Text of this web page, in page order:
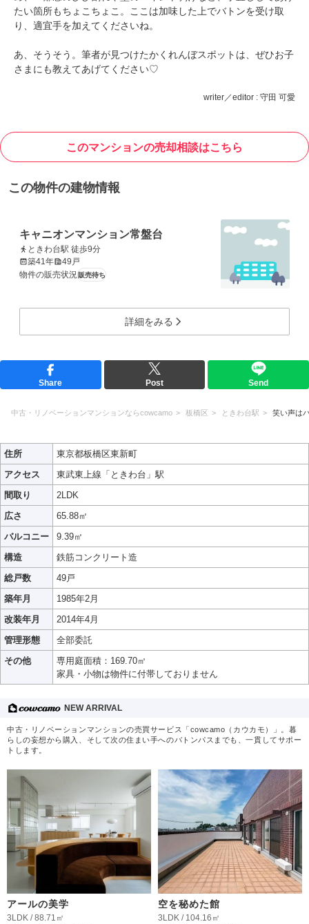
たい箇所もちょこちょこ。ここは加味した上でバトンを受け取
り、適宜手を加えてくださいね。
あ、そうそう。筆者が見つけたかくれんぼスポットは、ぜひお子
さまにも教えてあげてください♡
writer／editor : 守田 可愛
このマンションの売却相談はこちら
この物件の建物情報
キャニオンマンション常盤台
ときわ台駅 徒歩9分
築41年
49戸
物件の販売状況販売待ち
詳細をみる
Share Post Send
中古・リノベーションマンションならcowcamo 板橋区 ときわ台駅 笑い声は
住所
東京都板橋区東新町
アクセス
東武東上線「ときわ台」駅
間取り
2LDK
広さ
65.88㎡
バルコニー
9.39㎡
構造
鉄筋コンクリート造
総戸数
49戸
築年月
1985年2月
改装年月
2014年4月
管理形態
全部委託
その他
専用庭面積：169.70㎡
家具・小物は物件に付帯しておりません
NEW ARRIVAL
中古・リノベーションマンションの売買サービス「cowcamo（カウカモ）」。暮
らしの妄想から購入、そして次の住まい手へのバトンパスまでも、一貫してサポー
トします。
アールの美学
3LDK / 88.71㎡
空を秘めた館
3LDK / 104.16㎡